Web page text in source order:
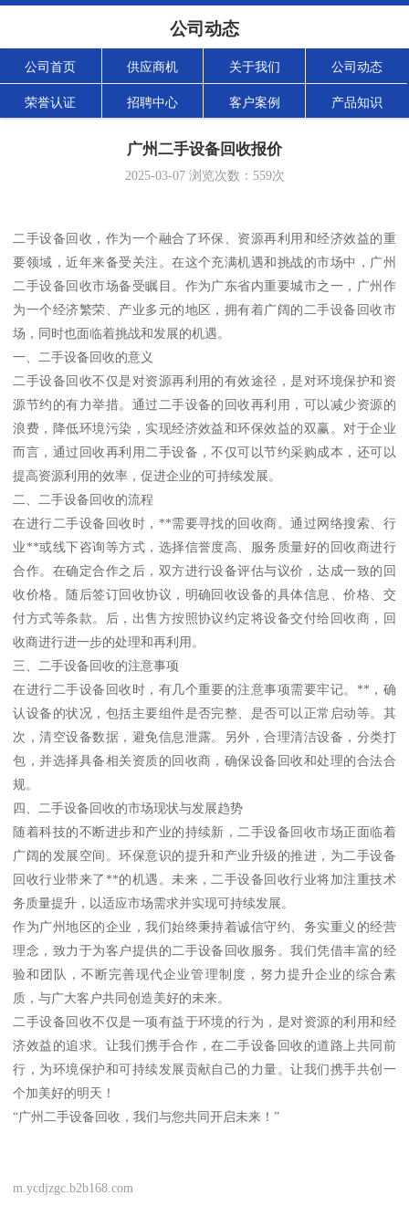
公司动态
公司首页 供应商机 关于我们 公司动态
荣誉认证 招聘中心 客户案例 产品知识
广州二手设备回收报价
2025-03-07浏览次数： 559次
二手设备回收，作为一个融合了环保、资源再利用和经济效益的重
要领域，近年来备受关注。在这个充满机遇和挑战的市场中，广州
二手设备回收市场备受瞩目。作为广东省内重要城市之一，广州作
为一个经济繁荣、产业多元的地区，拥有着广阔的二手设备回收市
场，同时也面临着挑战和发展的机遇。
一、二手设备回收的意义
二手设备回收不仅是对资源再利用的有效途径，是对环境保护和资
源节约的有力举措。通过二手设备的回收再利用，可以减少资源的
浪费，降低环境污染，实现经济效益和环保效益的双赢。对于企业
而言，通过回收再利用二手设备，不仅可以节约采购成本，还可以
提高资源利用的效率，促进企业的可持续发展。
二、二手设备回收的流程
在进行二手设备回收时，**需要寻找的回收商。通过网络搜索、行
业**或线下咨询等方式，选择信誉度高、服务质量好的回收商进行
合作。在确定合作之后，双方进行设备评估与议价，达成一致的回
收价格。随后签订回收协议，明确回收设备的具体信息、价格、交
付方式等条款。后，出售方按照协议约定将设备交付给回收商，回
收商进行进一步的处理和再利用。
三、二手设备回收的注意事项
在进行二手设备回收时，有几个重要的注意事项需要牢记。**，确
认设备的状况，包括主要组件是否完整、是否可以正常启动等。其
次，清空设备数据，避免信息泄露。另外，合理清洁设备，分类打
包，并选择具备相关资质的回收商，确保设备回收和处理的合法合
规。
四、二手设备回收的市场现状与发展趋势
随着科技的不断进步和产业的持续新，二手设备回收市场正面临着
广阔的发展空间。环保意识的提升和产业升级的推进，为二手设备
回收行业带来了**的机遇。未来，二手设备回收行业将加注重技术
务质量提升，以适应市场需求并实现可持续发展。
作为广州地区的企业，我们始终秉持着诚信守约、务实重义的经营
理念，致力于为客户提供的二手设备回收服务。我们凭借丰富的经
验和团队，不断完善现代企业管理制度，努力提升企业的综合素
质，与广大客户共同创造美好的未来。
二手设备回收不仅是一项有益于环境的行为，是对资源的利用和经
济效益的追求。让我们携手合作，在二手设备回收的道路上共同前
行，为环境保护和可持续发展贡献自己的力量。让我们携手共创一
个加美好的明天！
“广州二手设备回收，我们与您共同开启未来！”
m.ycdjzgc.b2b168.com